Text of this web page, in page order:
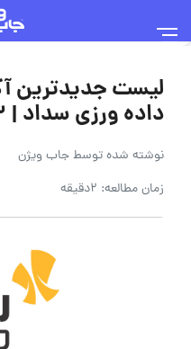
لیست جدیدترین
داده ورزی سداد | ۱۳ خرداد ۱۴۰۵
نوشته شده توسطجاب ویژن
زمان مطالعه: 2دقیقه